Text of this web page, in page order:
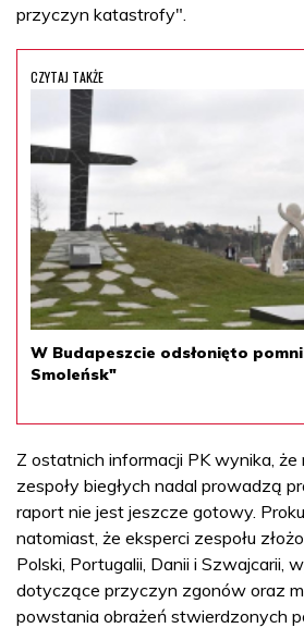
przyczyn katastrofy".
CZYTAJ TAKŻE
W Budapeszcie odsłonięto
Smoleńsk"
Z ostatnich informacji PK wynika,
zespoły biegłych nadal prowadzą
raport nie jest jeszcze gotowy.
natomiast, że eksperci zespołu
Polski, Portugalii, Danii i Szwajcarii,
dotyczące przyczyn zgonów oraz
powstania obrażeń stwierdzonych